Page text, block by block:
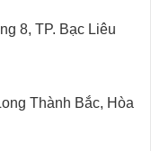
8, TP. Bạc Liêu
Thành Bắc, Hòa